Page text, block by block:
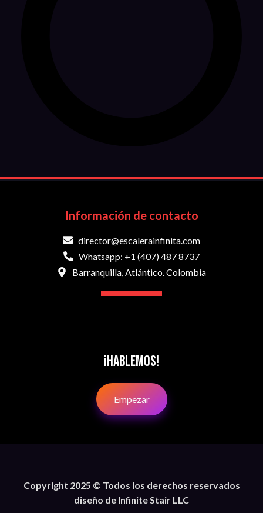
Información de contacto
director@escalerainfinita.com
Whatsapp: +1 (407) 487 8737
Barranquilla, Atlántico. Colombia
¡Hablemos!
Empezar
Copyright 2025 © Todos los derechos reservados
diseño de Infinite Stair LLC